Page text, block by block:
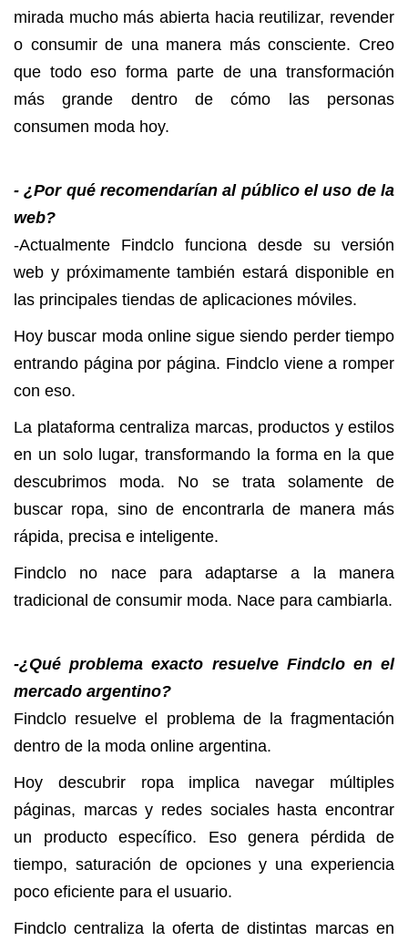
mirada mucho más abierta hacia reutilizar, revender
o consumir de una manera más consciente. Creo
que todo eso forma parte de una transformación
más grande dentro de cómo las personas
consumen moda hoy.
- ¿Por qué recomendarían al público el uso de la
web?
-Actualmente Findclo funciona desde su versión
web y próximamente también estará disponible en
las principales tiendas de aplicaciones móviles.
Hoy buscar moda online sigue siendo perder tiempo
entrando página por página. Findclo viene a romper
con eso.
La plataforma centraliza marcas, productos y estilos
en un solo lugar, transformando la forma en la que
descubrimos moda. No se trata solamente de
buscar ropa, sino de encontrarla de manera más
rápida, precisa e inteligente.
Findclo no nace para adaptarse a la manera
tradicional de consumir moda. Nace para cambiarla.
-¿Qué problema exacto resuelve Findclo en el
mercado argentino?
Findclo resuelve el problema de la fragmentación
dentro de la moda online argentina.
Hoy descubrir ropa implica navegar múltiples
páginas, marcas y redes sociales hasta encontrar
un producto específico. Eso genera pérdida de
tiempo, saturación de opciones y una experiencia
poco eficiente para el usuario.
Findclo centraliza la oferta de distintas marcas en